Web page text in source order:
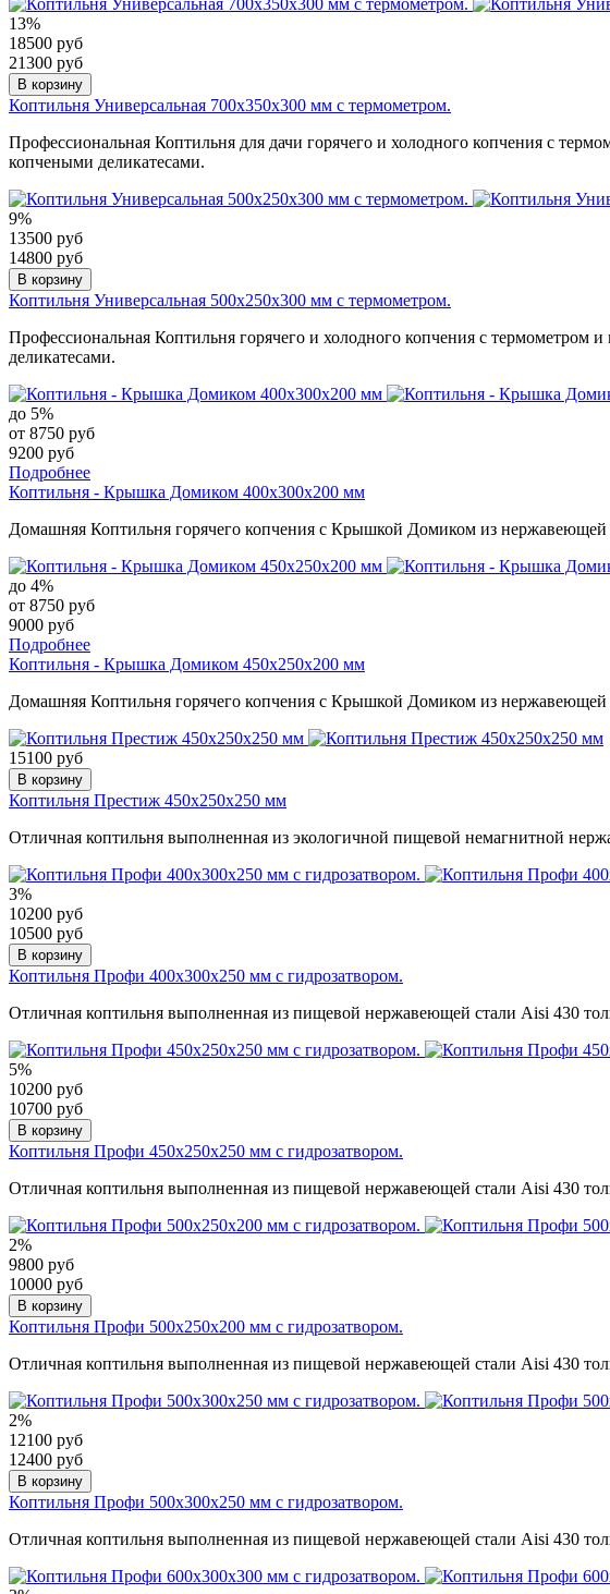
13%
18500 руб
21300 руб
В корзину
Коптильня Универсальная 700х350х300 мм с термометром.
Профессиональная Коптильня для дачи горячего и холодного копчения с
копчеными деликатесами.
9%
13500 руб
14800 руб
В корзину
Коптильня Универсальная 500х250х300 мм с термометром.
Профессиональная Коптильня горячего и холодного копчения с
деликатесами.
до 5%
от 8750 руб
9200 руб
Подробнее
Коптильня - Крышка Домиком 400х300х200 мм
Домашняя Коптильня горячего копчения с Крышкой Домиком из
до 4%
от 8750 руб
9000 руб
Подробнее
Коптильня - Крышка Домиком 450х250х200 мм
Домашняя Коптильня горячего копчения с Крышкой Домиком из
15100 руб
В корзину
Коптильня Престиж 450х250х250 мм
Отличная коптильня выполненная из экологичной пищевой немагнитной
3%
10200 руб
10500 руб
В корзину
Коптильня Профи 400х300х250 мм с гидрозатвором.
Отличная коптильня выполненная из пищевой нержавеющей стали Aisi 430
5%
10200 руб
10700 руб
В корзину
Коптильня Профи 450х250х250 мм с гидрозатвором.
Отличная коптильня выполненная из пищевой нержавеющей стали Aisi 430
2%
9800 руб
10000 руб
В корзину
Коптильня Профи 500х250х200 мм с гидрозатвором.
Отличная коптильня выполненная из пищевой нержавеющей стали Aisi 430
2%
12100 руб
12400 руб
В корзину
Коптильня Профи 500х300х250 мм с гидрозатвором.
Отличная коптильня выполненная из пищевой нержавеющей стали Aisi 430